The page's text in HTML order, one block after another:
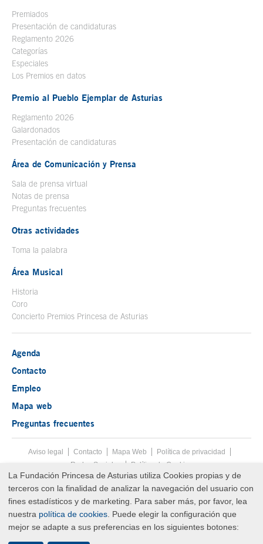
Premiados
Presentación de candidaturas
Reglamento 2026
Categorías
Especiales
Los Premios en datos
Premio al Pueblo Ejemplar de Asturias
Reglamento 2026
Galardonados
Presentación de candidaturas
Área de Comunicación y Prensa
Sala de prensa virtual
Notas de prensa
Preguntas frecuentes
Otras actividades
Toma la palabra
Área Musical
Historia
Coro
Concierto Premios Princesa de Asturias
Agenda
Contacto
Empleo
Mapa web
Preguntas frecuentes
Menú pie
Aviso legal Tecla de acceso 8
Contacto Mapa Web
Política de privacidad
Redes Sociales
Política de Cookies
Fin menú pie
© Copyright Fri Aug 07 17:11:21 UTC 2026 Fundación Princesa de
Asturias
La Fundación Princesa de Asturias utiliza Cookies propias y de
terceros con la finalidad de analizar la navegación del usuario con
fines estadísticos y de marketing. Para saber más, por favor, lea
nuestra política de cookies . Puede elegir la configuración que
mejor se adapte a sus preferencias en los siguientes botones: